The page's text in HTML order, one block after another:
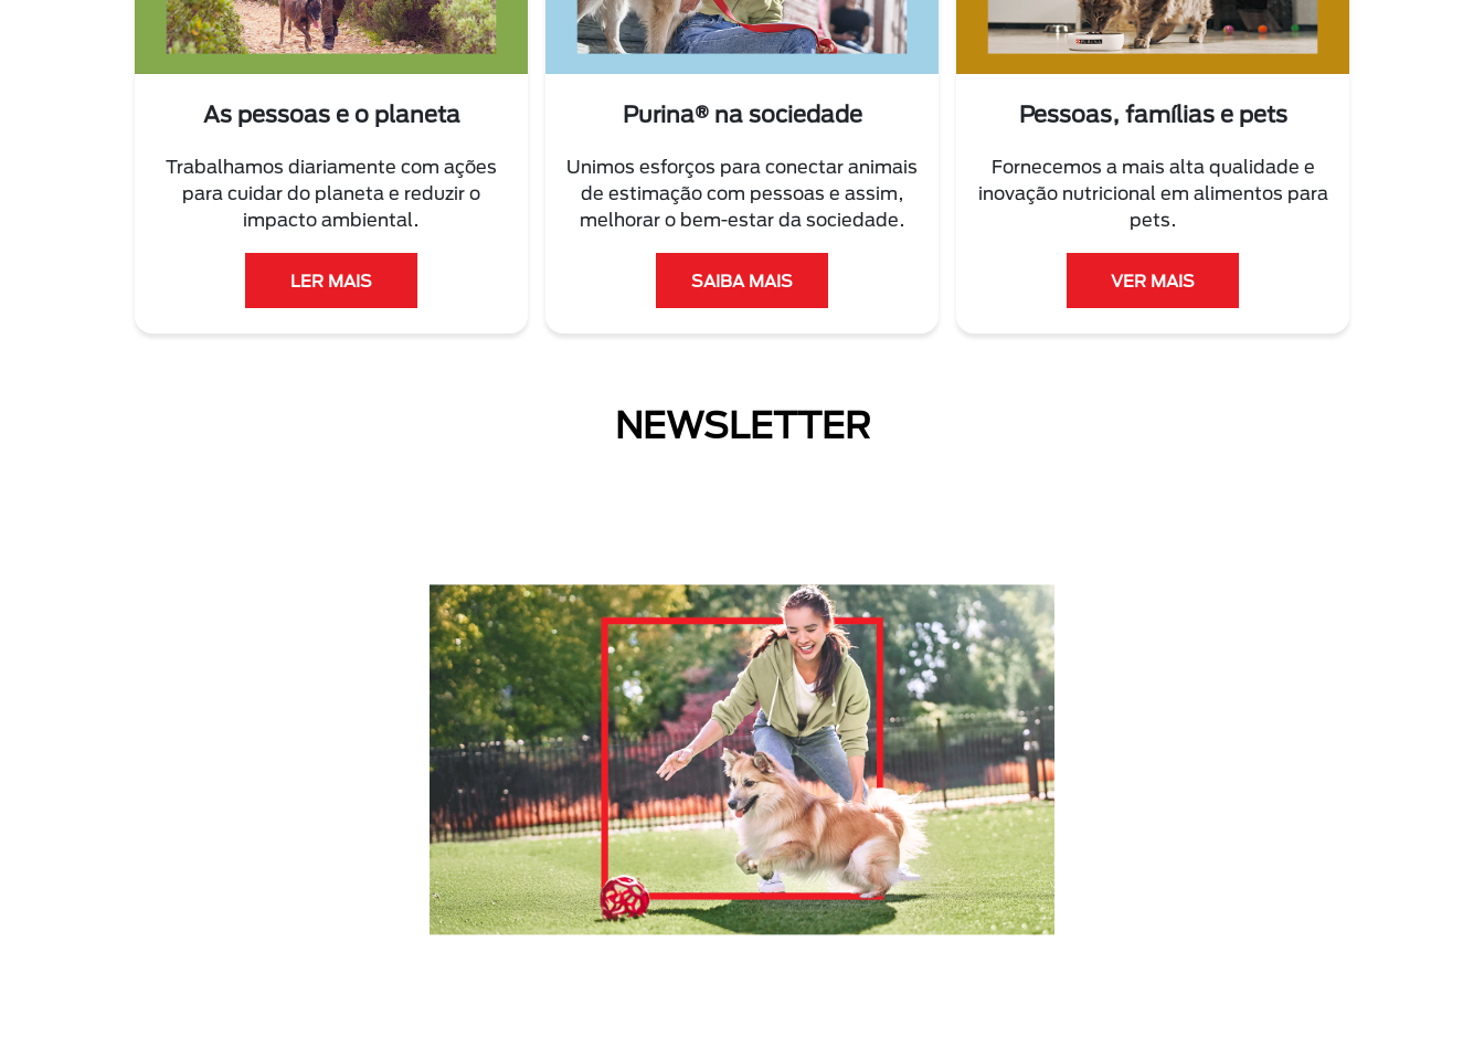
As pessoas e o planeta
Trabalhamos diariamente com ações
para cuidar do planeta e reduzir o
impacto ambiental.
LER MAIS
Purina® na sociedade
Unimos esforços para conectar animais
de estimação com pessoas e assim,
melhorar o bem-estar da sociedade.
SAIBA MAIS
Pessoas, famílias e pets
Fornecemos a mais alta qualidade e
inovação nutricional em alimentos para
pets.
VER MAIS
NEWSLETTER